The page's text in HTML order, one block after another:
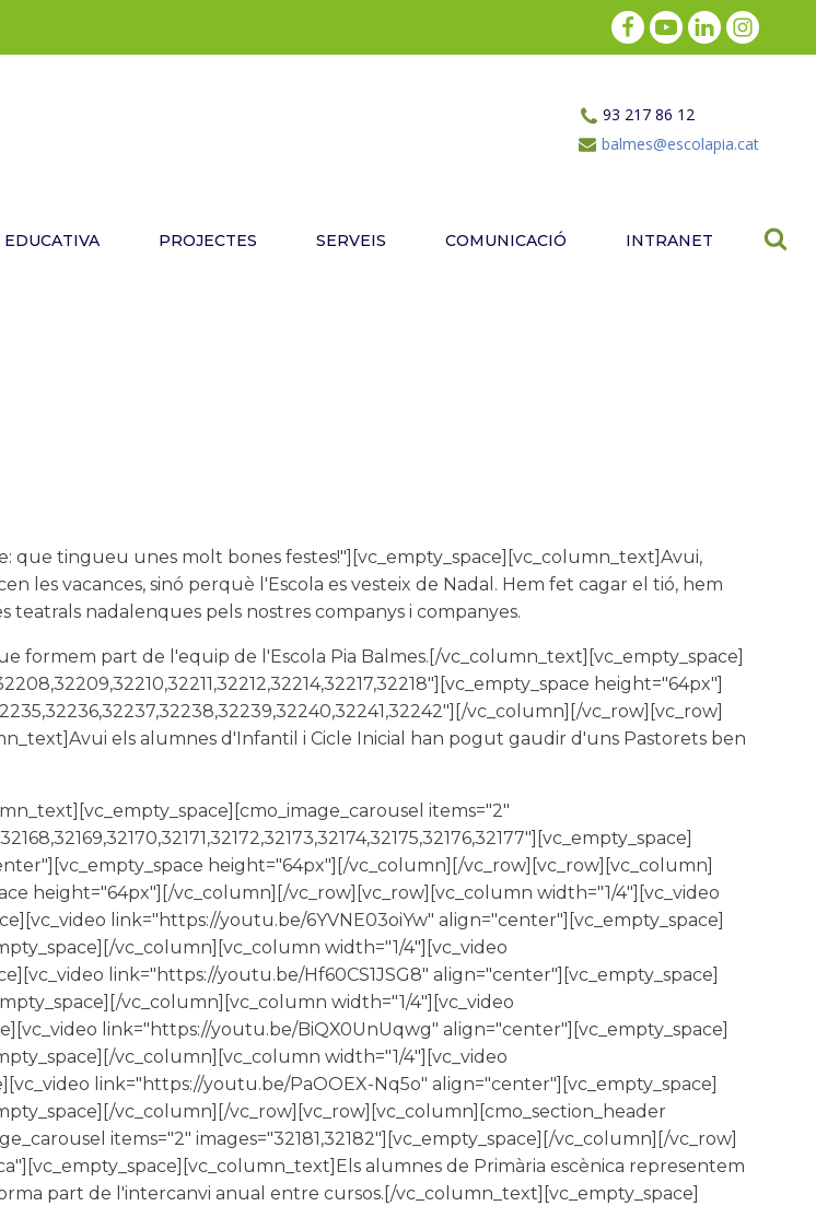
93 217 86 12
balmes@escolapia.cat
PROJECTES SERVEIS COMUNICACIÓ INTRANET
que tingueu unes molt bones festes!"][vc_empty_space][vc_column_text]Avui,
les vacances, sinó perquè l'Escola es vesteix de Nadal. Hem fet cagar el tió, hem
nadalenques pels nostres companys i companyes.
formem part de l'equip de l'Escola Pia Balmes.[/vc_column_text][vc_empty_space]
height="64px"]
vc_column][/vc_row][vc_row]
els alumnes d'Infantil i Cicle Inicial han pogut gaudir d'uns Pastorets ben
items="2"
height="64px"][/vc_column][/vc_row][vc_row][vc_column]
height="64px"][/vc_column][/vc_row][vc_row][vc_column width="1/4"][vc_video
link="https://youtu.be/6YVNE03oiYw" align="center"][vc_empty_space]
vc_column][vc_column width="1/4"][vc_video
link="https://youtu.be/Hf60CS1JSG8" align="center"][vc_empty_space]
vc_column][vc_column width="1/4"][vc_video
link="https://youtu.be/BiQX0UnUqwg" align="center"][vc_empty_space]
vc_column][vc_column width="1/4"][vc_video
link="https://youtu.be/PaOOEX-Nq5o" align="center"][vc_empty_space]
vc_column][/vc_row][vc_row][vc_column][cmo_section_header
items="2" images="32181,32182"][vc_empty_space][/vc_column][/vc_row]
alumnes de Primària escènica representem
part de l'intercanvi anual entre cursos.[/vc_column_text][vc_empty_space]